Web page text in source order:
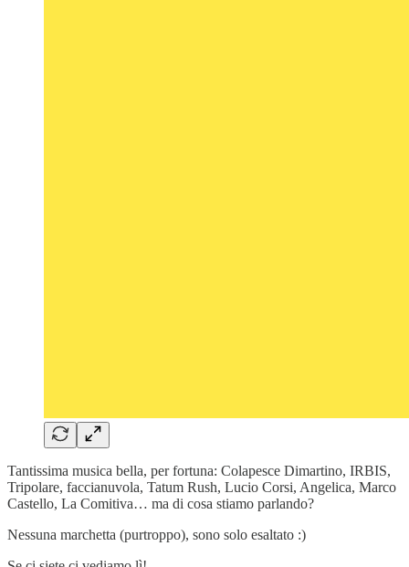
Tantissima musica bella, per fortuna: Colapesce Dimartino, IRBIS,
Tripolare, faccianuvola, Tatum Rush, Lucio Corsi, Angelica, Marco
Castello, La Comitiva… ma di cosa stiamo parlando?
Nessuna marchetta (purtroppo), sono solo esaltato :)